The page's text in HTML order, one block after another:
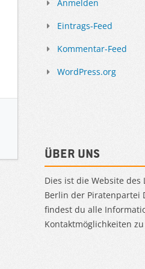
Anmelden
Eintrags-Feed
Kommentar-Feed
WordPress.org
Über uns
Dies ist die Website des
Berlin der Piratenpartei
findest du alle
Kontaktmöglichkeiten